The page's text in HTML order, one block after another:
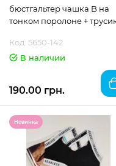
бюстгальтер чашка B на
тонком поролоне +
Код: 5650-142
В наличии
190.00 грн.
Новинка